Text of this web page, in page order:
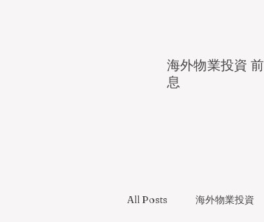
海外物業投資
息
All Posts 海外物業投資